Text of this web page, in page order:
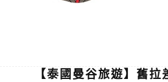
【泰國曼谷旅遊】舊拉